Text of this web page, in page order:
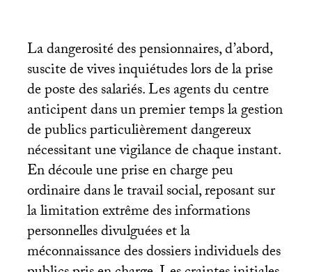
La dangerosité des pensionnaires, d’abord,
suscite de vives inquiétudes lors de la prise
de poste des salariés. Les agents du centre
anticipent dans un premier temps la gestion
de publics particulièrement dangereux
nécessitant une vigilance de chaque instant.
En découle une prise en charge peu
ordinaire dans le travail social, reposant sur
la limitation extrême des informations
personnelles divulguées et la
méconnaissance des dossiers individuels des